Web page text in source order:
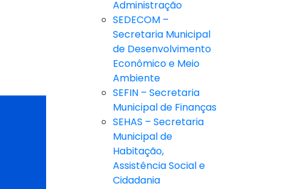
Administração
SEDECOM –
Secretaria Municipal
de Desenvolvimento
Econômico e Meio
Ambiente
SEFIN – Secretaria
Municipal de Finanças
SEHAS – Secretaria
Municipal de
Habitação,
Assistência Social e
Cidadania